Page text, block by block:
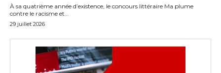
À sa quatrième année d’existence, le concours littéraire Ma plume
contre le racisme et...
29 juillet 2026